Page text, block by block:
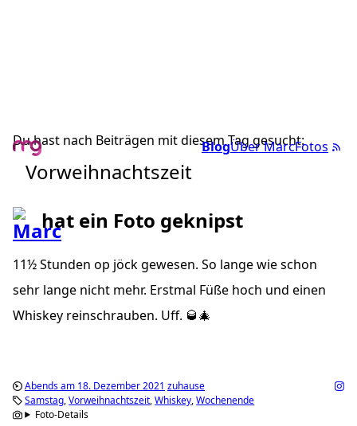
BlogÜber MarcFotos
Du hast nach Beiträgen mit diesem Tag gesucht:
Vorweihnachtszeit
hat ein Foto geknipst
11½ Stunden op jöck gewesen. So lange wie schon
sehr lange nicht mehr. Erstmal Füße hoch und einen
Whiskey reinschrauben. Uff. 🥃🎄
Abends am 18. Dezember 2021 zuhause
Samstag Vorweihnachtszeit Whiskey Wochenende
Foto-Details